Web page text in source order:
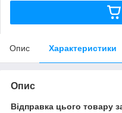
Опис Характеристики
Опис
Відправка цього товару